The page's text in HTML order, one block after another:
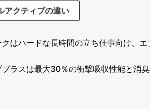
アクティブの違い
クはハードな長時間の立ち仕事向け、
ラスは最大30％の衝撃吸収性能と消